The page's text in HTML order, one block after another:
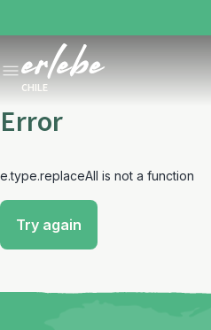
CHILE
Error
e.type.replaceAll is not a function
Try again